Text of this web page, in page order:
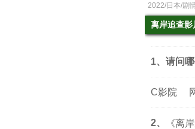
2022/日本/剧
离岸追查影
1、请问
C影院
2、 《离